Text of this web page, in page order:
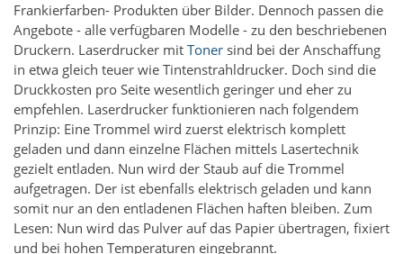
Frankierfarben- Produkten über Bilder. Dennoch passen die
Angebote - alle verfügbaren Modelle - zu den beschriebenen
Druckern. Laserdrucker mit Toner sind bei der Anschaffung
in etwa gleich teuer wie Tintenstrahldrucker. Doch sind die
Druckkosten pro Seite wesentlich geringer und eher zu
empfehlen. Laserdrucker funktionieren nach folgendem
Prinzip: Eine Trommel wird zuerst elektrisch komplett
geladen und dann einzelne Flächen mittels Lasertechnik
gezielt entladen. Nun wird der Staub auf die Trommel
aufgetragen. Der ist ebenfalls elektrisch geladen und kann
somit nur an den entladenen Flächen haften bleiben. Zum
Lesen: Nun wird das Pulver auf das Papier übertragen, fixiert
und bei hohen Temperaturen eingebrannt.